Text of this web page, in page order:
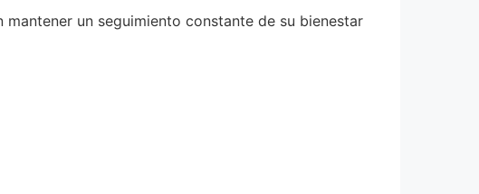
un seguimiento constante de su bienestar